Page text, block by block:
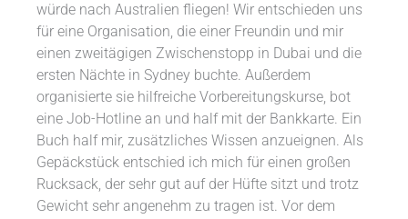
würde nach Australien fliegen! Wir entschieden uns
für eine Organisation, die einer Freundin und mir
einen zweitägigen Zwischenstopp in Dubai und die
ersten Nächte in Sydney buchte. Außerdem
organisierte sie hilfreiche Vorbereitungskurse, bot
eine Job-Hotline an und half mit der Bankkarte. Ein
Buch half mir, zusätzliches Wissen anzueignen. Als
Gepäckstück entschied ich mich für einen großen
Rucksack, der sehr gut auf der Hüfte sitzt und trotz
Gewicht sehr angenehm zu tragen ist. Vor dem